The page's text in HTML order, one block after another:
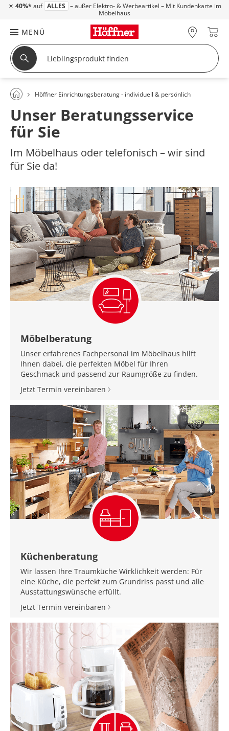
☀ 40%* auf ALLES – außer Elektro- & Werbeartikel – Mit Kundenkarte im
Möbelhaus
MENÜ
Höffner Einrichtungsberatung - individuell & persönlich
Unser Beratungsservice
für Sie
Im Möbelhaus oder telefonisch – wir sind
für Sie da!
Möbelberatung
Unser erfahrenes Fachpersonal im Möbelhaus hilft
Ihnen dabei, die perfekten Möbel für Ihren
Geschmack und passend zur Raumgröße zu finden.
Jetzt Termin vereinbaren
Küchenberatung
Wir lassen Ihre Traumküche Wirklichkeit werden: Für
eine Küche, die perfekt zum Grundriss passt und alle
Ausstattungswünsche erfüllt.
Jetzt Termin vereinbaren